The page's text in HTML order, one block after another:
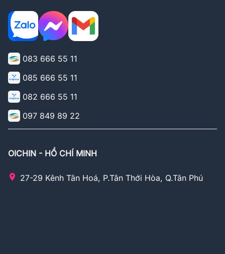
083 666 55 11
085 666 55 11
082 666 55 11
097 849 89 22
OICHIN - HỒ CHÍ MINH
27-29 Kênh Tân Hoá, P.Tân Thới Hòa, Q.Tân Phú